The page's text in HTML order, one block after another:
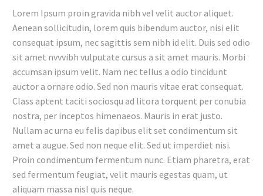
Lorem Ipsum proin gravida nibh vel velit auctor aliquet.
Aenean sollicitudin, lorem quis bibendum auctor, nisi elit
consequat ipsum, nec sagittis sem nibh id elit. Duis sed odio
sit amet nvvvibh vulputate cursus a sit amet mauris. Morbi
accumsan ipsum velit. Nam nec tellus a odio tincidunt
auctor a ornare odio. Sed non mauris vitae erat consequat.
Class aptent taciti sociosqu ad litora torquent per conubia
nostra, per inceptos himenaeos. Mauris in erat justo.
Nullam ac urna eu felis dapibus elit set condimentum sit
amet a augue. Sed non neque elit. Sed ut imperdiet nisi.
Proin condimentum fermentum nunc. Etiam pharetra, erat
sed fermentum feugiat, velit mauris egestas quam, ut
aliquam massa nisl quis neque.